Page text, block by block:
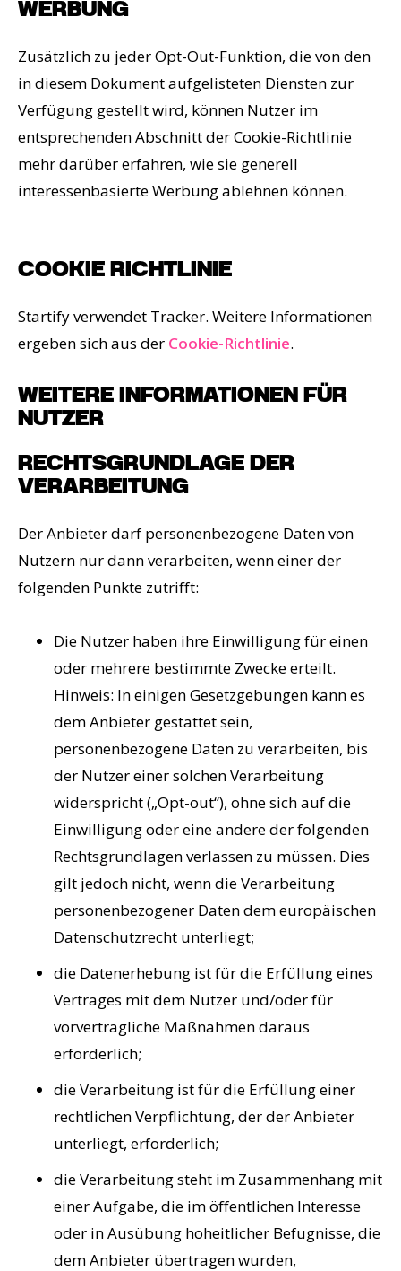
WERBUNG
Zusätzlich zu jeder Opt-Out-Funktion, die von den
in diesem Dokument aufgelisteten Diensten zur
Verfügung gestellt wird, können Nutzer im
entsprechenden Abschnitt der Cookie-Richtlinie
mehr darüber erfahren, wie sie generell
interessenbasierte Werbung ablehnen können.
COOKIE RICHTLINIE
Startify verwendet Tracker. Weitere Informationen
ergeben sich aus der Cookie-Richtlinie.
WEITERE INFORMATIONEN FÜR
NUTZER
RECHTSGRUNDLAGE DER
VERARBEITUNG
Der Anbieter darf personenbezogene Daten von
Nutzern nur dann verarbeiten, wenn einer der
folgenden Punkte zutrifft:
Die Nutzer haben ihre Einwilligung für einen
oder mehrere bestimmte Zwecke erteilt.
Hinweis: In einigen Gesetzgebungen kann es
dem Anbieter gestattet sein,
personenbezogene Daten zu verarbeiten, bis
der Nutzer einer solchen Verarbeitung
widerspricht („Opt-out“), ohne sich auf die
Einwilligung oder eine andere der folgenden
Rechtsgrundlagen verlassen zu müssen. Dies
gilt jedoch nicht, wenn die Verarbeitung
personenbezogener Daten dem europäischen
Datenschutzrecht unterliegt;
die Datenerhebung ist für die Erfüllung eines
Vertrages mit dem Nutzer und/oder für
vorvertragliche Maßnahmen daraus
erforderlich;
die Verarbeitung ist für die Erfüllung einer
rechtlichen Verpflichtung, der der Anbieter
unterliegt, erforderlich;
die Verarbeitung steht im Zusammenhang mit
einer Aufgabe, die im öffentlichen Interesse
oder in Ausübung hoheitlicher Befugnisse, die
dem Anbieter übertragen wurden,